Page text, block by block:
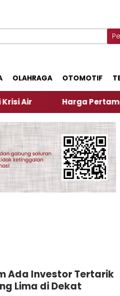
OLAHRAGA OTOMOTIF
Harga Pertamax Turun
Ada Investor Tertarik
Lima di Dekat